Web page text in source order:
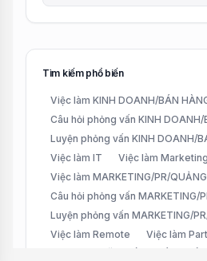
Tìm kiếm phổ biến
Việc làm KINH DOANH/BÁN
Câu hỏi phỏng vấn KINH DOANH/
Luyện phỏng vấn KINH DOANH/
Việc làm IT
Việc làm Marketing
Việc làm MARKETING/PR/
Câu hỏi phỏng vấn MARKETING/
Luyện phỏng vấn MARKETING/
Việc làm Remote
Việc làm